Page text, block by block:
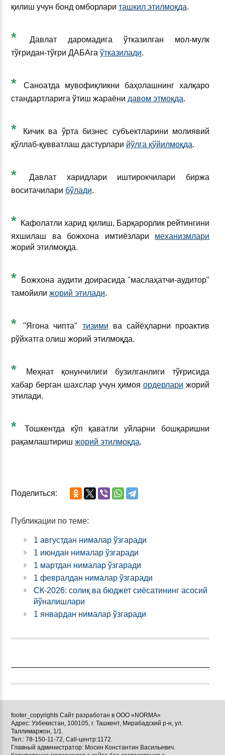
қилиш учун бонд омборлари ташкил этилмоқда.
*Давлат даромадига ўтказилган мол-мулк
тўғридан-тўғри ДАБАга ўтказилади.
*Саноатда мувофиқликни баҳолашнинг халқаро
стандартларига ўтиш жараёни давом этмоқда.
*
Кичик ва ўрта бизнес субъектларини молиявий
қўллаб-қувватлаш дастурлари йўлга қўйилмоқда.
*
Давлат харидлари иштирокчилари биржа
воситачилари бўлади.
* Кафолатли харид қилиш, Барқарорлик рейтингини
яхшилаш ва божхона имтиёзлари механизмлари
жорий этилмоқда.
*
Божхона аудити доирасида "маслаҳатчи-аудитор"
тамойили жорий этилади.
*"Ягона чипта" тизими ва сайёҳларни проактив
рўйхатга олиш жорий этилмоқда.
*
Меҳнат қонунчилиги бузилганлиги тўғрисида
хабар берган шахслар учун ҳимояордерлари жорий
этилади.
*
Тошкентда кўп қаватли уйларни бошқаришни
рақамлаштириш жорий этилмоқда.
Поделиться:
Публикации по теме:
1 августдан нималар ўзгаради
1 июндан нималар ўзгаради
1 мартдан нималар ўзгаради
1 февралдан нималар ўзгаради
СК-2026: солиқ ва бюджет сиёсатининг асосий
йўналишлари
1 январдан нималар ўзгаради
footer_copyrights Сайт разработан в ООО «NORMA»
Адрес: Узбекистан, 100105, г. Ташкент, Мирабадский р-н, ул.
Таллимаржон, 1/1.
Тел.: 78-150-11-72, Call-центр:1172.
Главный администратор: Мосин Константин Васильевич.